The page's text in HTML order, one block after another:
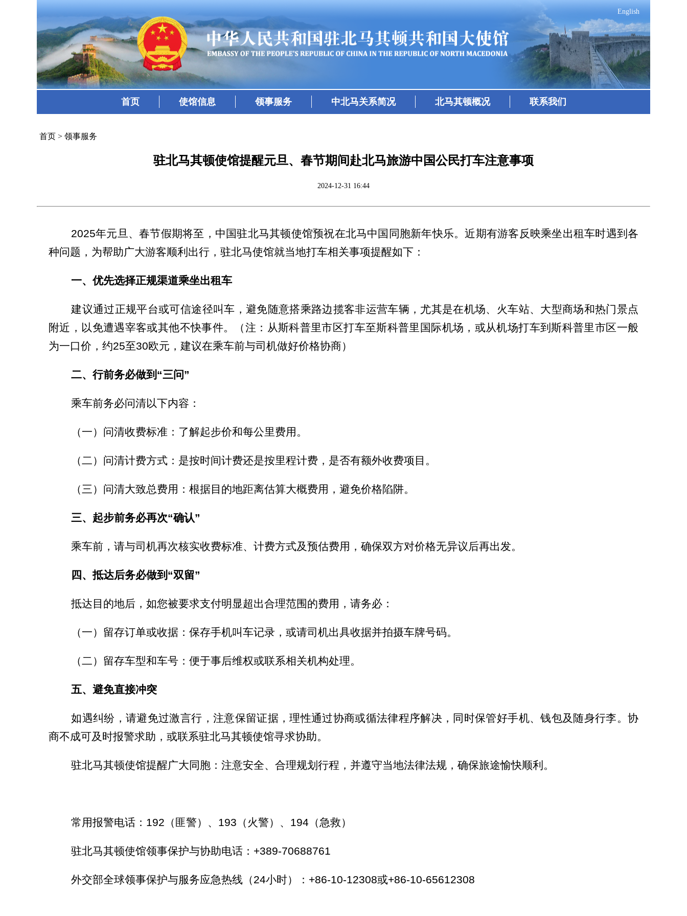
English
首页 使馆信息 领事服务 中北马关系简况 北马其顿概况 联系我们
首页 > 领事服务
驻北马其顿使馆提醒元旦、春节期间赴北马旅游中国公民打车注意事项
2024-12-31 16:44
2025年元旦、春节假期将至，中国驻北马其顿使馆预祝在北马中国同胞新年快乐。近期有游客反映乘坐出租车时遇到各
种问题，为帮助广大游客顺利出行，驻北马使馆就当地打车相关事项提醒如下：
一、优先选择正规渠道乘坐出租车
建议通过正规平台或可信途径叫车，避免随意搭乘路边揽客非运营车辆，尤其是在机场、火车站、大型商场和热门景点
附近，以免遭遇宰客或其他不快事件。（注：从斯科普里市区打车至斯科普里国际机场，或从机场打车到斯科普里市区一般
为一口价，约25至30欧元，建议在乘车前与司机做好价格协商）
二、行前务必做到“三问”
乘车前务必问清以下内容：
（一）问清收费标准：了解起步价和每公里费用。
（二）问清计费方式：是按时间计费还是按里程计费，是否有额外收费项目。
（三）问清大致总费用：根据目的地距离估算大概费用，避免价格陷阱。
三、起步前务必再次“确认”
乘车前，请与司机再次核实收费标准、计费方式及预估费用，确保双方对价格无异议后再出发。
四、抵达后务必做到“双留”
抵达目的地后，如您被要求支付明显超出合理范围的费用，请务必：
（一）留存订单或收据：保存手机叫车记录，或请司机出具收据并拍摄车牌号码。
（二）留存车型和车号：便于事后维权或联系相关机构处理。
五、避免直接冲突
如遇纠纷，请避免过激言行，注意保留证据，理性通过协商或循法律程序解决，同时保管好手机、钱包及随身行李。协
商不成可及时报警求助，或联系驻北马其顿使馆寻求协助。
驻北马其顿使馆提醒广大同胞：注意安全、合理规划行程，并遵守当地法律法规，确保旅途愉快顺利。
常用报警电话：192（匪警）、193（火警）、194（急救）
驻北马其顿使馆领事保护与协助电话：+389-70688761
外交部全球领事保护与服务应急热线（24小时）：+86-10-12308或+86-10-65612308